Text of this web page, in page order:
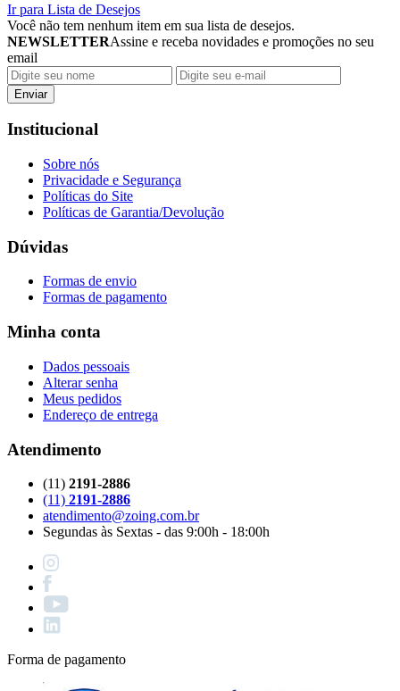
Ir para Lista de Desejos
Você não tem nenhum item em sua lista de desejos.
NEWSLETTERAssine e receba novidades e promoções no seu
email
Enviar
Institucional
Sobre nós
Privacidade e Segurança
Políticas do Site
Políticas de Garantia/Devolução
Dúvidas
Formas de envio
Formas de pagamento
Minha conta
Dados pessoais
Alterar senha
Meus pedidos
Endereço de entrega
Atendimento
(11) 2191-2886
(11) 2191-2886
atendimento@zoing.com.br
Segundas às Sextas - das 9:00h - 18:00h
Forma de pagamento